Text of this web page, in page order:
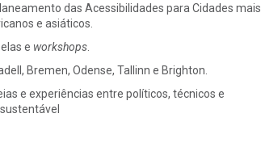
das Acessibilidades para Cidades mais
e asiáticos.
e workshops.
Bremen, Odense, Tallinn e Brighton.
e experiências entre políticos, técnicos e